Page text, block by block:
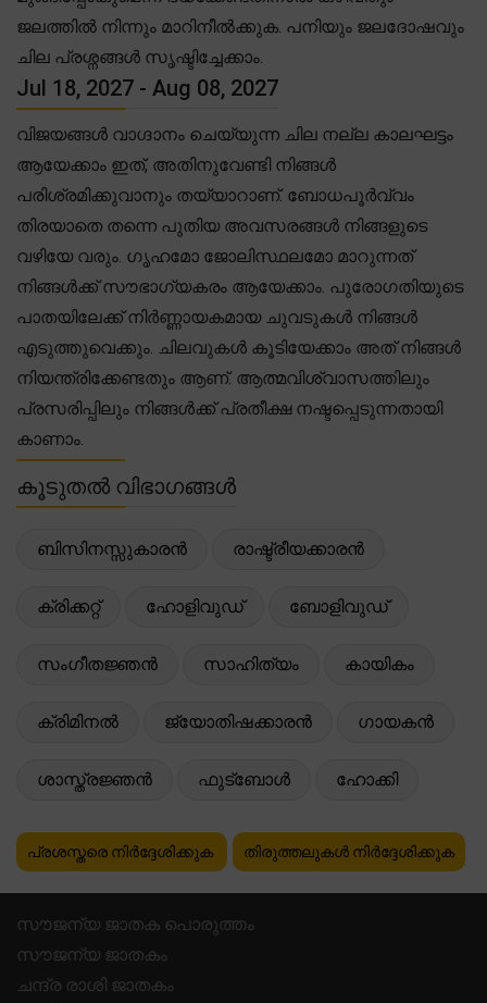
ജലത്തിൽ നിന്നും മാറിനീൽക്കുക. പനിയും ജലദോഷവും
ചില പ്രശ്നങ്ങൾ സൃഷ്ടിച്ചേക്കാം.
Jul 18, 2027 - Aug 08, 2027
വിജയങ്ങൾ വാഗ്ദാനം ചെയ്യുന്ന ചില നല്ല കാലഘട്ടം
ആയേക്കാം ഇത്, അതിനുവേണ്ടി നിങ്ങൾ
പരിശ്രമിക്കുവാനും തയ്യാറാണ്. ബോധപൂർവ്വം
തിരയാതെ തന്നെ പുതിയ അവസരങ്ങൾ നിങ്ങളുടെ
വഴിയേ വരും. ഗൃഹമോ ജോലിസ്ഥലമോ മാറുന്നത്
നിങ്ങൾക്ക് സൗഭാഗ്യകരം ആയേക്കാം. പുരോഗതിയുടെ
പാതയിലേക്ക് നിർണ്ണായകമായ ചുവടുകൾ നിങ്ങൾ
എടുത്തുവെക്കും. ചിലവുകൾ കൂടിയേക്കാം അത് നിങ്ങൾ
നിയന്ത്രിക്കേണ്ടതും ആണ്. ആത്മവിശ്വാസത്തിലും
പ്രസരിപ്പിലും നിങ്ങൾക്ക് പ്രതീക്ഷ നഷ്ടപ്പെടുന്നതായി
കാണാം.
കൂടുതൽ വിഭാഗങ്ങൾ
ബിസിനസ്സുകാരൻ രാഷ്ട്രീയക്കാരൻ
ക്രിക്കറ്റ് ഹോളിവുഡ് ബോളിവുഡ്
സംഗീതജ്ഞൻ സാഹിത്യം കായികം
ക്രിമിനൽ ജ്യോതിഷക്കാരൻ ഗായകൻ
ശാസ്ത്രജ്ഞൻ ഫുട്ബോൾ ഹോക്കി
പ്രശസ്തരെ നിർദ്ദേശിക്കുക തിരുത്തലുകൾ നിർദ്ദേശിക്കുക
സൗജന്യ ജാതക പൊരുത്തം
സൗജന്യ ജാതകം
ചന്ദ്ര രാശി ജാതകം